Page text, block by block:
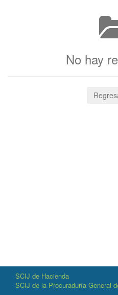
No hay
SCIJ de Hacienda
SCIJ de la Procuraduría General